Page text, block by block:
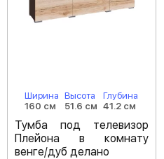
Ширина
160 см
Высота
51.6 см
Глубина
41.2 см
Тумба под телевизор
Плейона в комнату
венге/дуб делано